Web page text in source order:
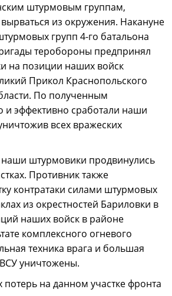
штурмовым группам,
из окружения. Накануне
групп 4-го батальона
теробороны предпринял
на позиции наших войск
Прикол Краснопольского
По полученным
и эффективно сработали наши
всех вражеских
штурмовики продвинулись
Противник также
контратаки силами штурмовых
из окрестностей Бариловки в
наших войск в районе
комплексного огневого
техника врага и большая
уничтожены.
на данном участке фронта